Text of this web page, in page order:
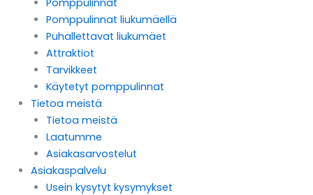
Pomppulinnat
Pomppulinnat liukumäellä
Puhallettavat liukumäet
Attraktiot
Tarvikkeet
Käytetyt pomppulinnat
Tietoa meistä
Tietoa meistä
Laatumme
Asiakasarvostelut
Asiakaspalvelu
Usein kysytyt kysymykset